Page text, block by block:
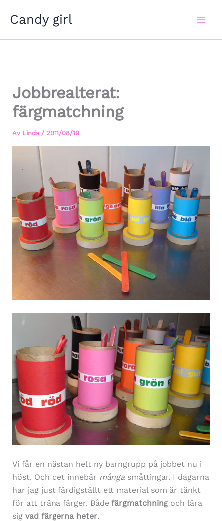
Candy girl
Jobbrealterat:
färgmatchning
Av Linda / 2011/08/19
Vi får en nästan helt ny barngrupp på jobbet nu i
höst. Och det innebär många småttingar. I dagarna
har jag just färdigställt ett material som är tänkt
för att träna färger. Både färgmatchning och lära
sig vad färgerna heter.